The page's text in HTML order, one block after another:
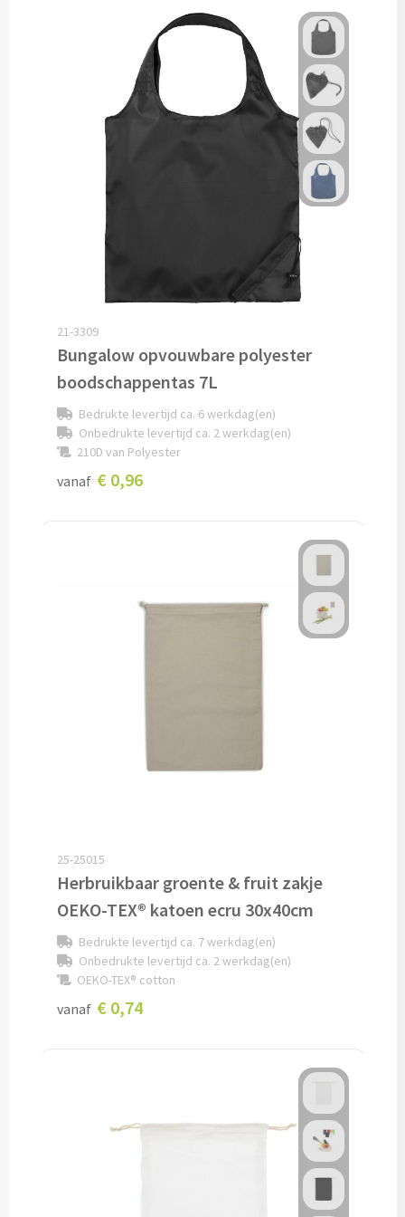
Opvouwbare paraplu's bedrukken
Golfparaplu's bedrukken
Kinderparaplu's bedrukken
Poncho's bedrukken
Custom made
Custom made paraplu's
Custom made poncho's
Kleding, Caps & Mutsen
Bodywarmers bedrukken
Softshell jassen bedrukken
Jassen bedrukken
Sportkleding
Golfkleding bedrukken
21-3309
Bungalow opvouwbare polyester
boodschappentas 7L
Bedrukte levertijd ca. 6 werkdag(en)
Onbedrukte levertijd ca. 2 werkdag(en)
210D van Polyester
vanaf € 0,96
25-25015
Herbruikbaar groente & fruit zakje
OEKO-TEX® katoen ecru 30x40cm
Bedrukte levertijd ca. 7 werkdag(en)
Onbedrukte levertijd ca. 2 werkdag(en)
OEKO-TEX® cotton
vanaf € 0,74